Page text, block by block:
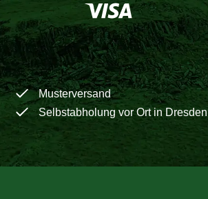
Musterversand
Selbstabholung vor Ort in Dresden